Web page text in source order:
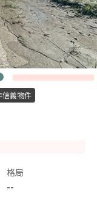
信義物件
格局
--